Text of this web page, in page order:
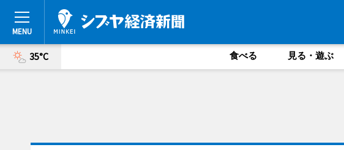
35°C 食べる 見る・遊ぶ